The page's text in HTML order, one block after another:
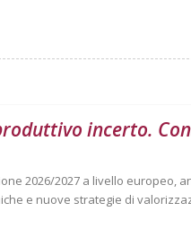
incerto.
2026/2027 a livello europeo,
e nuove strategie di